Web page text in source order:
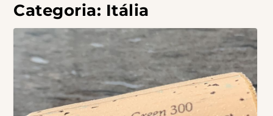
Categoria: Itália